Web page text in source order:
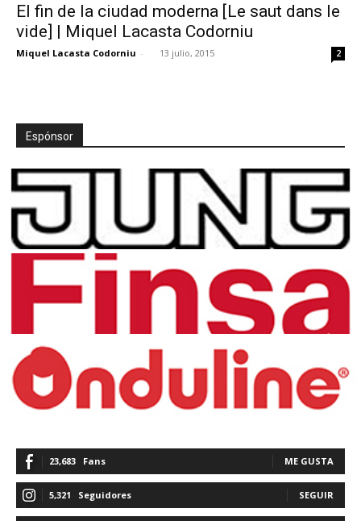
El fin de la ciudad moderna [Le saut dans le
vide] | Miquel Lacasta Codorniu
Miquel Lacasta Codorniu - 13 julio, 2015 2
Espónsor
23,683 Fans ME GUSTA
5,321 Seguidores SEGUIR